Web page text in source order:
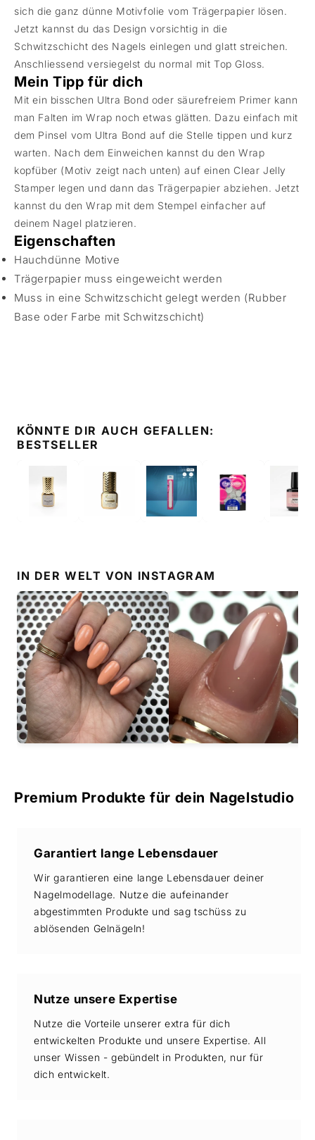
sich die ganz dünne Motivfolie vom Trägerpapier lösen.
Jetzt kannst du das Design vorsichtig in die
Schwitzschicht des Nagels einlegen und glatt streichen.
Anschliessend versiegelst du normal mit Top Gloss.
Mein Tipp für dich
Mit ein bisschen Ultra Bond oder säurefreiem Primer kann
man Falten im Wrap noch etwas glätten. Dazu einfach mit
dem Pinsel vom Ultra Bond auf die Stelle tippen und kurz
warten. Nach dem Einweichen kannst du den Wrap
kopfüber (Motiv zeigt nach unten) auf einen Clear Jelly
Stamper legen und dann das Trägerpapier abziehen. Jetzt
kannst du den Wrap mit dem Stempel einfacher auf
deinem Nagel platzieren.
Eigenschaften
Hauchdünne Motive
Trägerpapier muss eingeweicht werden
Muss in eine Schwitzschicht gelegt werden (Rubber
Base oder Farbe mit Schwitzschicht)
KÖNNTE DIR AUCH GEFALLEN:
BESTSELLER
IN DER WELT VON INSTAGRAM
Premium Produkte für dein Nagelstudio
Garantiert lange Lebensdauer
Wir garantieren eine lange Lebensdauer deiner
Nagelmodellage. Nutze die aufeinander
abgestimmten Produkte und sag tschüss zu
ablösenden Gelnägeln!
Nutze unsere Expertise
Nutze die Vorteile unserer extra für dich
entwickelten Produkte und unsere Expertise. All
unser Wissen - gebündelt in Produkten, nur für
dich entwickelt.